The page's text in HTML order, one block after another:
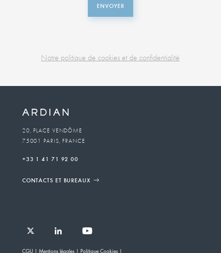
ENVOYER
Notre politique de cookies et de confidentialité
unit
To
email
20, PLACE VENDÔME
75001 PARIS, FRANCE
+33 1 41 71 92 00
CONTACTS ET BUREAUX
CGU Mentions légales Politique Cookies